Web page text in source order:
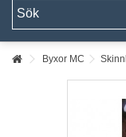
Byxor MC